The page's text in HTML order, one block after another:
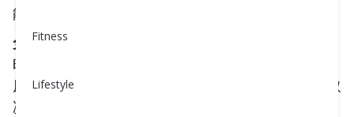
Fitness
Lifestyle
能具有相似的好处，并用于治疗同一种情况。
免责声明：
时可能会添加其他药物以帮助控制血糖。对于2型糖
尿病，治疗可以包括药片、注射或两者混合——这取
决于你个人的需求。本文提到的药物主要用于2型糖